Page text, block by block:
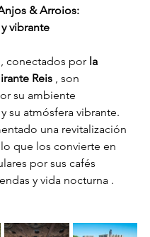
& Arroios:
vibrante
conectados por la
Reis , son
su ambiente
su atmósfera vibrante.
una revitalización
que los convierte en
por sus cafés
y vida nocturna .